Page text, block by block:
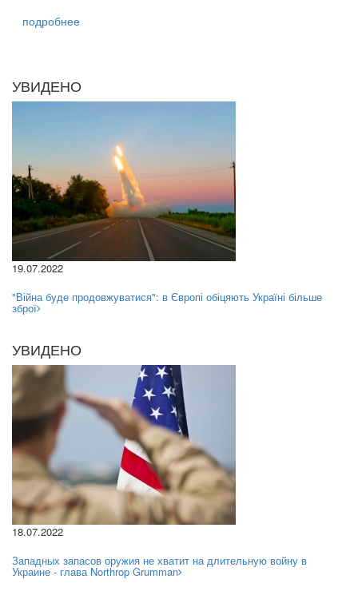
подробнее
УВИДЕНО
19.07.2022
"Війна буде продовжуватися": в Європі обіцяють Україні більше
зброї
УВИДЕНО
18.07.2022
Западных запасов оружия не хватит на длительную войну в
Украине - глава Northrop Grumman